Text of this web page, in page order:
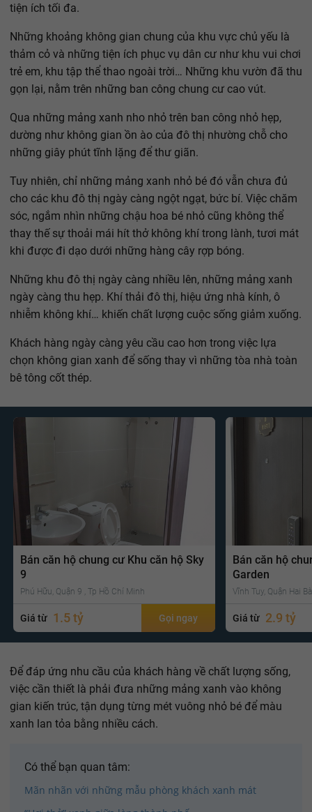
tiện ích tối đa.
Những khoảng không gian chung của khu vực chủ yếu là
thảm cỏ và những tiện ích phục vụ dân cư như khu vui chơi
trẻ em, khu tập thể thao ngoài trời… Những khu vườn đã thu
gọn lại, nằm trên những ban công chung cư cao vút.
Qua những mảng xanh nho nhỏ trên ban công nhỏ hẹp,
dường như không gian ồn ào của đô thị nhường chỗ cho
những giây phút tĩnh lặng để thư giãn.
Tuy nhiên, chỉ những mảng xanh nhỏ bé đó vẫn chưa đủ
cho các khu đô thị ngày càng ngột ngạt, bức bí. Việc chăm
sóc, ngắm nhìn những chậu hoa bé nhỏ cũng không thể
thay thế sự thoải mái hít thở không khí trong lành, tươi mát
khi được đi dạo dưới những hàng cây rợp bóng.
Những khu đô thị ngày càng nhiều lên, những mảng xanh
ngày càng thu hẹp. Khí thải đô thị, hiệu ứng nhà kính, ô
nhiễm không khí… khiến chất lượng cuộc sống giảm xuống.
Khách hàng ngày càng yêu cầu cao hơn trong việc lựa
chọn không gian xanh để sống thay vì những tòa nhà toàn
bê tông cốt thép.
Bán căn hộ chung cư Khu căn hộ Sky
9
Phú Hữu, Quận 9 , Tp Hồ Chí Minh
Giá từ 1.5 tỷ Gọi ngay
Bán căn hộ
Garden
Vĩnh Tuy, Quận Hai
Giá từ 2.9 tỷ
Để đáp ứng nhu cầu của khách hàng về chất lượng sống,
việc cần thiết là phải đưa những mảng xanh vào không
gian kiến trúc, tận dụng từng mét vuông nhỏ bé để màu
xanh lan tỏa bằng nhiều cách.
Có thể bạn quan tâm:
Mãn nhãn với những mẫu phòng khách xanh mát